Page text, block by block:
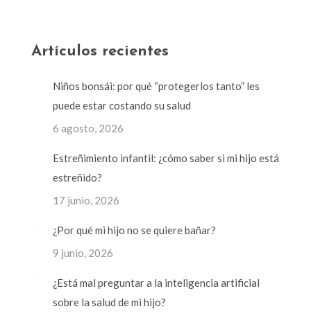
Artículos recientes
Niños bonsái: por qué “protegerlos tanto” les
puede estar costando su salud
6 agosto, 2026
Estreñimiento infantil: ¿cómo saber si mi hijo está
estreñido?
17 junio, 2026
¿Por qué mi hijo no se quiere bañar?
9 junio, 2026
¿Está mal preguntar a la inteligencia artificial
sobre la salud de mi hijo?